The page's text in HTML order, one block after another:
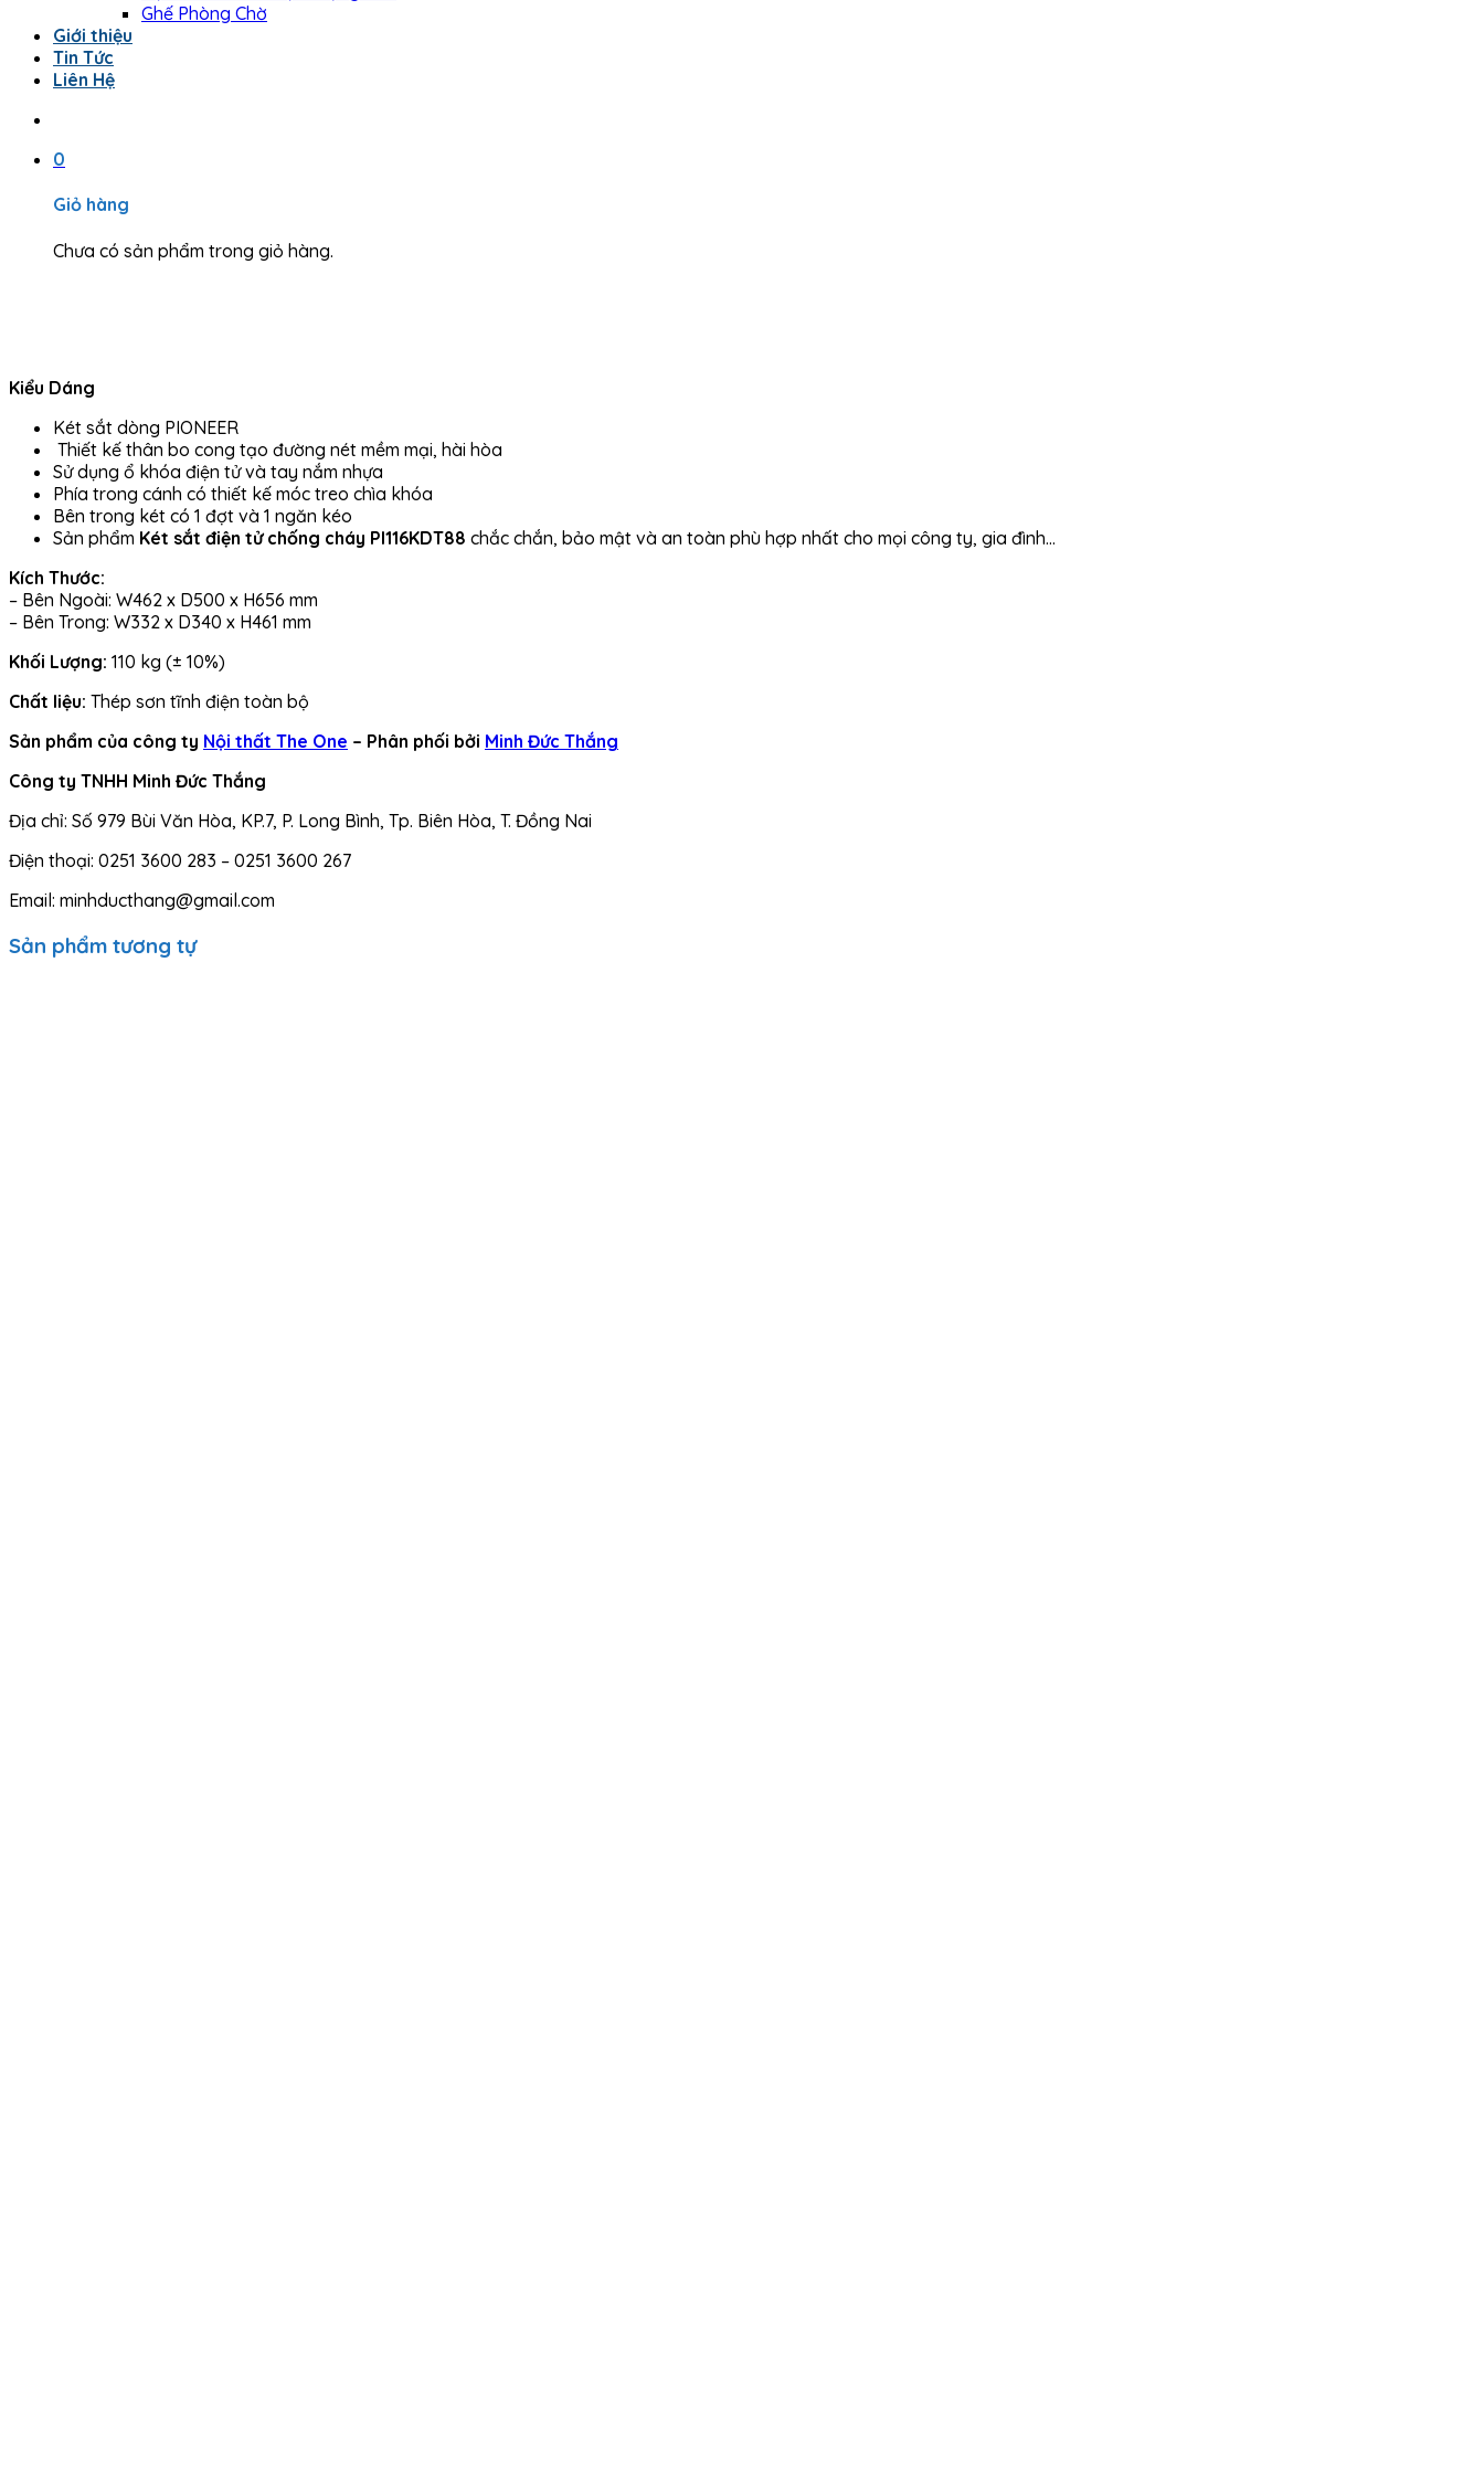
Ghế Phòng Chờ
Giới thiệu
Tin Tức
Liên Hệ
0
Giỏ hàng
Chưa có sản phẩm trong giỏ hàng.
Kiểu Dáng
Két sắt dòng PIONEER
Thiết kế thân bo cong tạo đường nét mềm mại, hài hòa
Sử dụng ổ khóa điện tử và tay nắm nhựa
Phía trong cánh có thiết kế móc treo chìa khóa
Bên trong két có 1 đợt và 1 ngăn kéo
Sản phẩm Két sắt điện tử chống cháy PI116KDT88 chắc chắn, bảo mật và an toàn phù hợp nhất cho mọi công ty, gia đình…
Kích Thước:
– Bên Ngoài: W462 x D500 x H656 mm
– Bên Trong: W332 x D340 x H461 mm
Khối Lượng: 110 kg (± 10%)
Chất liệu: Thép sơn tĩnh điện toàn bộ
Sản phẩm của công ty Nội thất The One – Phân phối bởi Minh Đức Thắng
Công ty TNHH Minh Đức Thắng
Địa chỉ: Số 979 Bùi Văn Hòa, KP.7, P. Long Bình, Tp. Biên Hòa, T. Đồng Nai
Điện thoại: 0251 3600 283 – 0251 3600 267
Email: minhducthang@gmail.com
Sản phẩm tương tự